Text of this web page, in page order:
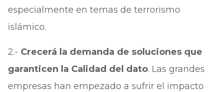
especialmente en temas de terrorismo
islámico.
2.- Crecerá la demanda de soluciones que
garanticen la Calidad del dato. Las grandes
empresas han empezado a sufrir el impacto